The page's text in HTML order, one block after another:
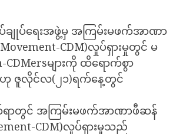
ချုပ်ရေးအဖွဲ့မှ အကြမ်းမဖက်အာဏာ
CDM)လှုပ်ရှားမှုတွင် မ
များကို ထိရောက်စွာ
ဟု ဇူလိုင်လ(၂၁)ရက်နေ့တွင်
ာတွင် အကြမ်းမဖက်အာဏာဖီဆန်
CDM)လှုပ်ရှားမှုသည်